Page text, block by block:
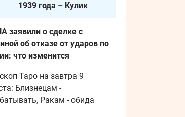
1939 года – Кулик
заявили о сделке с
об отказе от ударов по
что изменится
Таро на завтра 9
Близнецам -
Ракам - обида